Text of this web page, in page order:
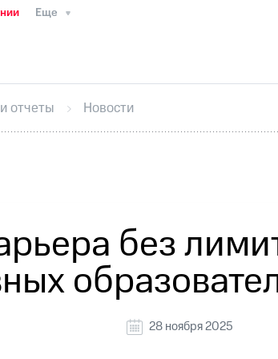
Еще
ИнтервьюФинансовая
секретарьРаскрытие
кабинет акционераАкционерный
отчеты Новости
без
28 ноября 2025